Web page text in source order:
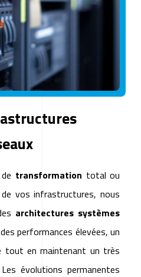
transformation total ou
vos infrastructures, nous
architectures systèmes
performances élevées, un
tout en maintenant un très
évolutions permanentes